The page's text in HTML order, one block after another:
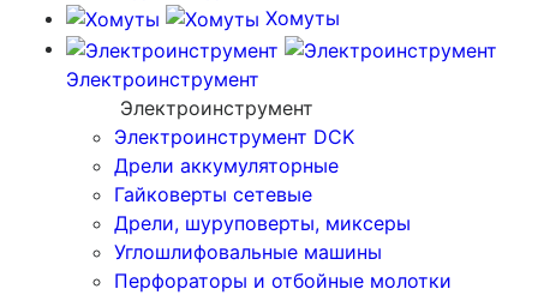
Хомуты
Электроинструмент
Электроинструмент
Электроинструмент DCK
Дрели аккумуляторные
Гайковерты сетевые
Дрели, шуруповерты, миксеры
Углошлифовальные машины
Перфораторы и отбойные молотки